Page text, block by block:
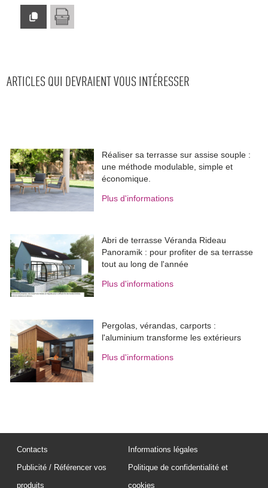
ARTICLES QUI DEVRAIENT VOUS INTÉRESSER
Réaliser sa terrasse sur assise souple :
une méthode modulable, simple et
économique.
Plus d'informations
Abri de terrasse Véranda Rideau
Panoramik : pour profiter de sa terrasse
tout au long de l'année
Plus d'informations
Pergolas, vérandas, carports :
l'aluminium transforme les extérieurs
Plus d'informations
Contacts
Publicité / Référencer vos
produits
Informations légales
Politique de confidentialité et
cookies